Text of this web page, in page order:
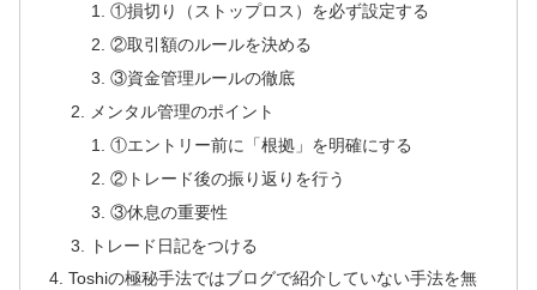
①損切り（ストップロス）を必ず設定する
②取引額のルールを決める
③資金管理ルールの徹底
メンタル管理のポイント
①エントリー前に「根拠」を明確にする
②トレード後の振り返りを行う
③休息の重要性
トレード日記をつける
Toshiの極秘手法ではブログで紹介していない手法を無